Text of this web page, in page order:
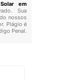
em
Sua
nossos
Plágio é
Penal.